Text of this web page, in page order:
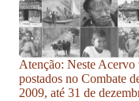
Atenção: Neste Acervo
postados no Combate
2009, até 31 de